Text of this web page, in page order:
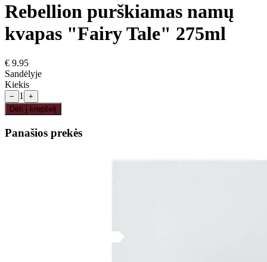
Rebellion purškiamas namų
kvapas "Fairy Tale" 275ml
€ 9.95
Sandėlyje
Kiekis
− 1
+
Dėti į krepšelį
Panašios prekės